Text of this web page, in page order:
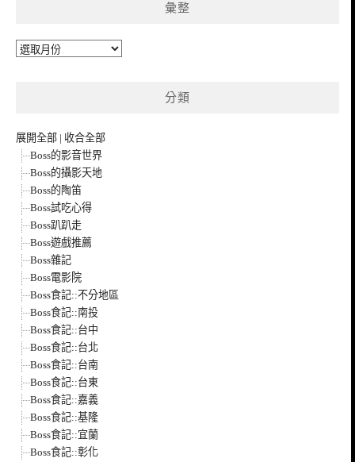
彙整
彙
分類
展開全部 | 收合全部
Boss的影音世界
Boss的攝影天地
Boss的陶笛
Boss試吃心得
Boss趴趴走
Boss遊戲推薦
Boss雜記
Boss電影院
Boss食記::不分地區
Boss食記::南投
Boss食記::台中
Boss食記::台北
Boss食記::台南
Boss食記::台東
Boss食記::嘉義
Boss食記::基隆
Boss食記::宜蘭
Boss食記::彰化